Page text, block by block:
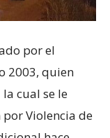
por el
2003, quien
cual se le
Violencia de